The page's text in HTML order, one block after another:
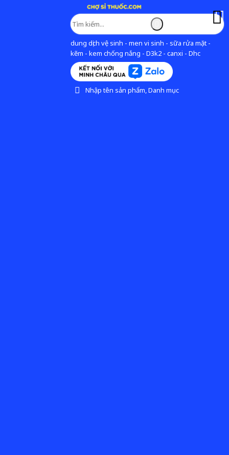
dung dịch vệ sinh - men vi sinh - sữa rửa mặt -
kẽm - kem chống nắng - D3k2 - canxi - Dhc
Nhập tên sản phẩm, Danh mục